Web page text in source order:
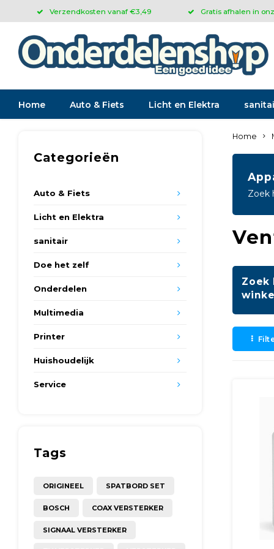
Verzendkosten vanaf €3,49 Gratis afhalen in
Home Auto & Fiets Licht en Elektra
Categorieën
Auto & Fiets
Licht en Elektra
sanitair
Doe het zelf
Onderdelen
Multimedia
Printer
Huishoudelijk
Service
Tags
ORIGINEEL SPATBORD SET
BOSCH COAX VERSTERKER
SIGNAAL VERSTERKER
Home
Zoek
Zoek